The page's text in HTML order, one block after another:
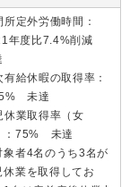
所定外労働時間：
年度比7.4%削減
有給休暇の取得率：
未達
休業取得率（女
：75% 未達
者4名のうち3名が
休業を取得してお